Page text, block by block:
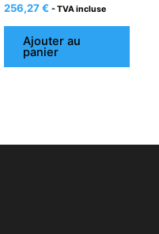
256,27€ - TVA incluse
Ajouter au
panier